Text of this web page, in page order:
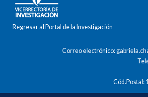
Regresar al Portal de la Investigación
Correo electrónico:
Cód.Postal: